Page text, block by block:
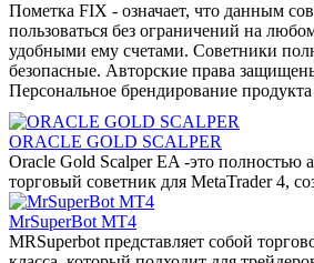
Пометка FIX - означает, что данным
пользоваться без ограничений на
удобными ему счетами. Советники
безопасные. Авторские права
Персональное брендирование продукта
ORACLE GOLD SCALPER
Oracle Gold Scalper EA -это полностью
торговый советник для MetaTrader 4,
MrSuperBot MT4
MRSuperbot представляет собой